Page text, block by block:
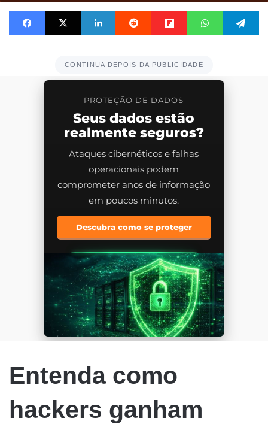
Facebook X Linkedin Reddit Flipboard WhatsApp
CONTINUA DEPOIS DA PUBLICIDADE
PROTEÇÃO DE DADOS
Seus dados estão
realmente seguros?
Ataques cibernéticos e falhas
operacionais podem
comprometer anos de informação
em poucos minutos.
Descubra como se proteger
Entenda como
hackers ganham